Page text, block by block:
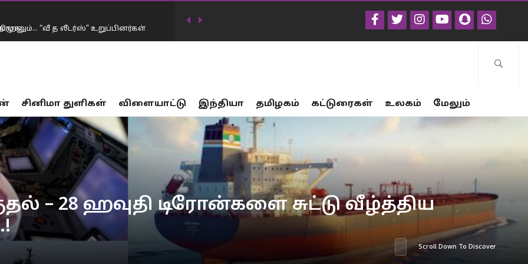
பாலியல் வன்கொடுமை சம்பவங்கள்… சட்டம்
விவாதத்தில் இருந்து தப்பியோட
அமைச்சர் கிரண்…
முதலமைச்சர் விஜய் மவுனம்
சினிமா துளிகள் விளையாட்டு இந்தியா தமிழகம் கட்டுரைகள் உலகம் மேலும்
– 28 ஹவுதி டிரோன்களை சுட்டு வீழ்த்திய
Scroll Down To Discover